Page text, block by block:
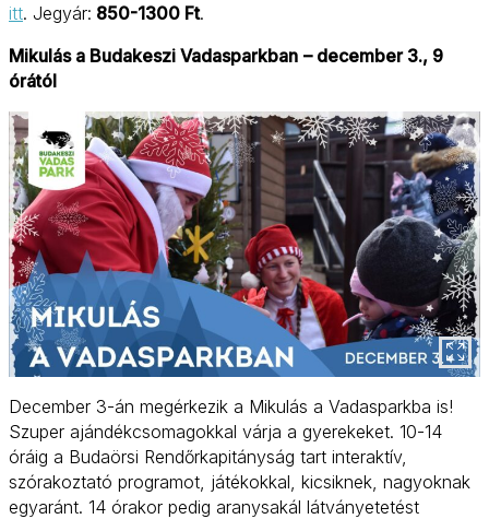
itt. Jegyár: 850-1300 Ft.
Mikulás a Budakeszi Vadasparkban – december 3., 9
órától
December 3-án megérkezik a Mikulás a Vadasparkba is!
Szuper ajándékcsomagokkal várja a gyerekeket. 10-14
óráig a Budaörsi Rendőrkapitányság tart interaktív,
szórakoztató programot, játékokkal, kicsiknek, nagyoknak
egyaránt. 14 órakor pedig aranysakál látványetetést